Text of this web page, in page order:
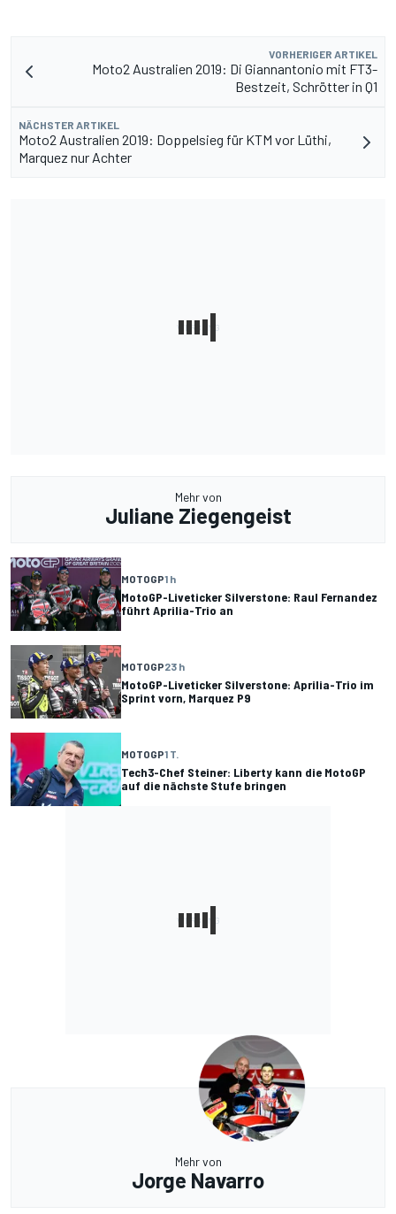
VORHERIGER ARTIKEL
Moto2 Australien 2019: Di Giannantonio mit FT3-
Bestzeit, Schrötter in Q1
NÄCHSTER ARTIKEL
Moto2 Australien 2019: Doppelsieg für KTM vor Lüthi,
Marquez nur Achter
Mehr von
Juliane Ziegengeist
MOTOGP1 h
MotoGP-Liveticker Silverstone: Raul Fernandez
führt Aprilia-Trio an
MOTOGP23 h
MotoGP-Liveticker Silverstone: Aprilia-Trio im
Sprint vorn, Marquez P9
MOTOGP1 T.
Tech3-Chef Steiner: Liberty kann die MotoGP
auf die nächste Stufe bringen
Mehr von
Jorge Navarro